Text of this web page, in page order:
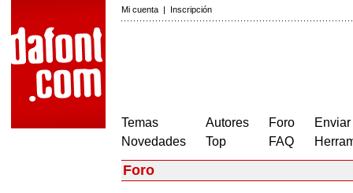
Mi cuenta | Inscripción
Temas
Novedades
Autores
Top
Foro
FAQ
Foro